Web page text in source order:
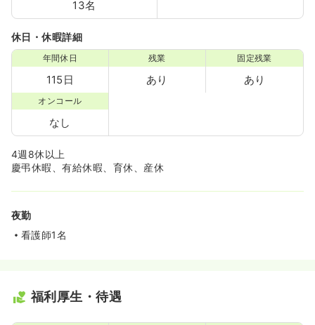
13名
休日・休暇詳細
年間休日
115日
残業
あり
固定残業
あり
オンコール
なし
4週8休以上
慶弔休暇、有給休暇、育休、産休
夜勤
看護師1名
福利厚生・待遇